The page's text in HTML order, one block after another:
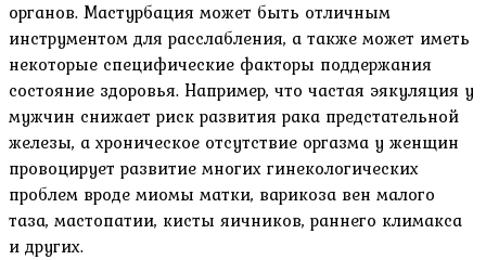
органов. Мастурбация может быть отличным
инструментом для расслабления, а также может иметь
некоторые специфические факторы поддержания
состояние здоровья. Например, что частая эякуляция у
мужчин снижает риск развития рака предстательной
железы, а хроническое отсутствие оргазма у женщин
провоцирует развитие многих гинекологических
проблем вроде миомы матки, варикоза вен малого
таза, мастопатии, кисты яичников, раннего климакса
и других.